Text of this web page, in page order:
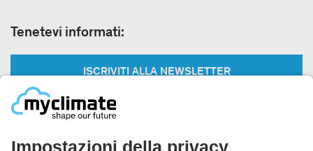
Tenetevi informati:
ISCRIVITI ALLA NEWSLETTER
Legale: